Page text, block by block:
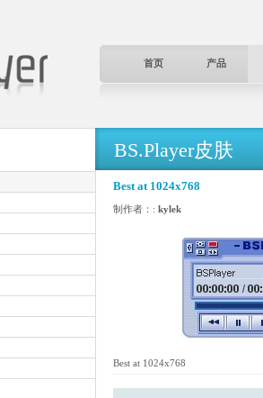
首页 产品
BS.Player皮肤
Best at 1024x768
制作者：: kylek
Best at 1024x768